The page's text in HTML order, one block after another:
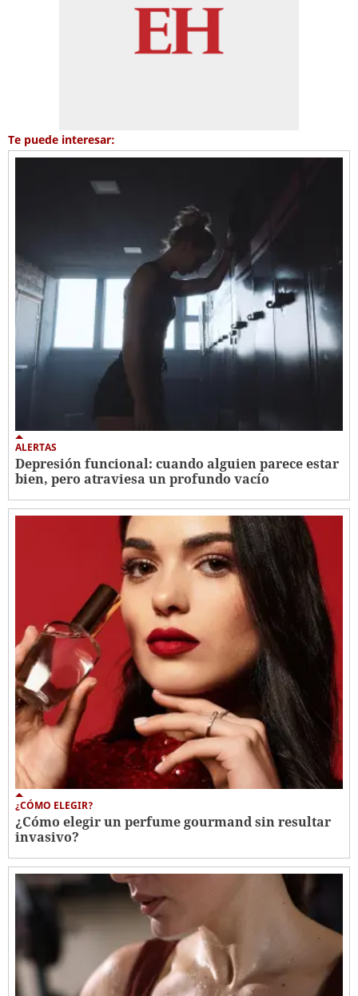
Te puede interesar:
ALERTAS
Depresión funcional: cuando alguien parece estar
bien, pero atraviesa un profundo vacío
¿CÓMO ELEGIR?
¿Cómo elegir un perfume gourmand sin resultar
invasivo?